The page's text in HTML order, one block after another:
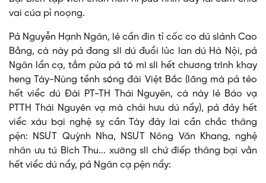
vai cúa pỉ noọng.
Pả Nguyễn Hạnh Ngân, lẻ cần đin tỉ cốc co dú slảnh Cao
Bằng, cà này pả đang slí dú đuổi lủc lan dú Hà Nội, pả
Ngân lẩn cạ, tẳm pửa pả tó mì slì hết chương trình khay
heng Tày-Nùng tềnh sóng đài Việt Bắc (lăng mà pả tẻo
hết viểc dú Đài PT-TH Thái Nguyên, cà này lẻ Báo vạ
PTTH Thái Nguyên vạ mà chải hưu dú nẩy), pả đảy hết
viểc xáu bại nghệ sỵ cần Tày đảy lai cần chắc thâng
pện: NSƯT Quỳnh Nha, NSƯT Nông Văn Khang, nghệ
nhân ưu tú Bích Thu... xường slì chứ điếp thâng bại vằn
hết viểc dú nẩy, pả Ngân cạ pện nẩy: